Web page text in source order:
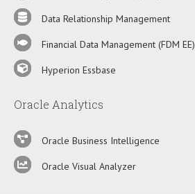
Data Relationship Management
Financial Data Management (FDM EE)
Hyperion Essbase
Oracle Analytics
Oracle Business Intelligence
Oracle Visual Analyzer